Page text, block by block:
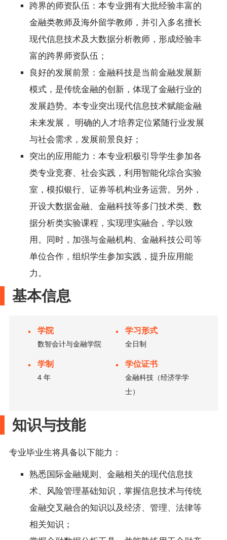
跨界的师资队伍：本专业拥有大批经验丰富的
金融类教师及海外留学教师，并引入多名擅长
现代信息技术及大数据分析教师，形成经验丰
富的跨界师资队伍；
良好的发展前景：金融科技是当前金融发展新
模式，是传统金融的创新，体现了金融行业的
发展趋势。本专业突出现代信息技术赋能金融
未来发展， 明确的人才培养定位紧随行业发展
与社会需求，发展前景良好；
突出的应用能力：本专业积极引导学生参加各
类专业竞赛、社会实践，利用智能化综合实验
室，模拟银行、证券等机构业务运营。另外，
开设大数据金融、金融科技等多门技术类、数
据分析类实验课程，实现理实融合，学以致
用。同时，加强与金融机构、金融科技公司等
单位合作，组织学生参加实践，提升应用能
力。
基本信息
学院
数智会计与金融学院
学习形式
全日制
学制
4 年
学位证书
金融科技（经济学学
士）
知识与技能
专业毕业生将具备以下能力：
熟悉国际金融规则、金融相关的现代信息技
术、风险管理基础知识，掌握信息技术与传统
金融交叉融合的知识以及经济、管理、法律等
相关知识；